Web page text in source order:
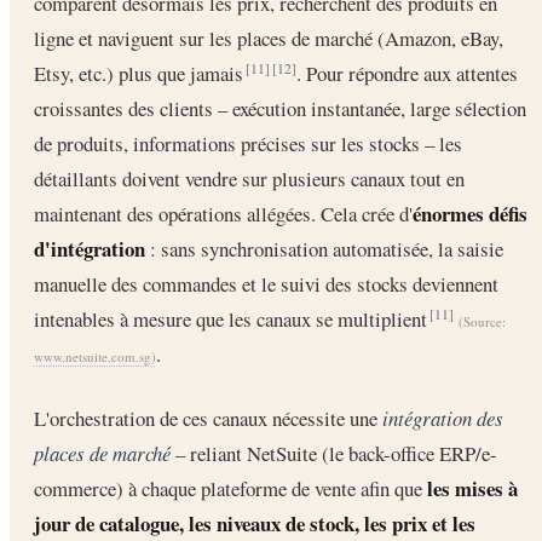
ligne et naviguent sur les places de marché (Amazon, eBay,
Etsy, etc.) plus que jamais[11] [12]. Pour répondre aux attentes
croissantes des clients – exécution instantanée, large sélection
de produits, informations précises sur les stocks – les
détaillants doivent vendre sur plusieurs canaux tout en
maintenant des opérations allégées. Cela crée d'énormes défis
d'intégration : sans synchronisation automatisée, la saisie
manuelle des commandes et le suivi des stocks deviennent
intenables à mesure que les canaux se multiplient[11] (Source:
www.netsuite.com.sg).
L'orchestration de ces canaux nécessite une intégration des
places de marché– reliant NetSuite (le back-office ERP/e-
commerce) à chaque plateforme de vente afin queles mises à
jour de catalogue, les niveaux de stock, les prix et les